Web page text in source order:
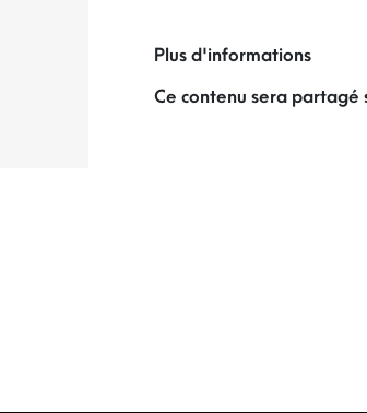
Plus d'informations
Ce contenu sera partagé